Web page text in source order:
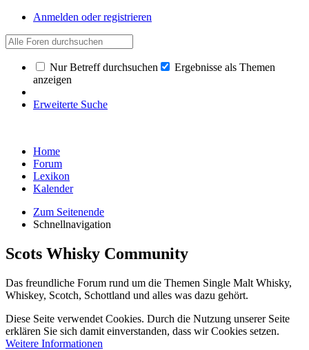
Anmelden oder registrieren
Nur Betreff durchsuchen
Ergebnisse als Themen
anzeigen
Erweiterte Suche
Home
Forum
Lexikon
Kalender
Zum Seitenende
Schnellnavigation
Scots Whisky Community
Das freundliche Forum rund um die Themen Single Malt Whisky,
Whiskey, Scotch, Schottland und alles was dazu gehört.
Diese Seite verwendet Cookies. Durch die Nutzung unserer Seite
erklären Sie sich damit einverstanden, dass wir Cookies setzen.
Weitere Informationen